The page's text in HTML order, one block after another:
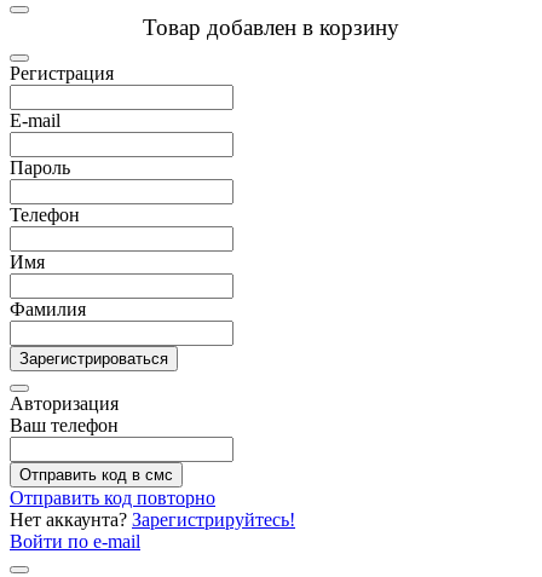
Товар добавлен в корзину
Регистрация
E-mail
Пароль
Телефон
Имя
Фамилия
Зарегистрироваться
Авторизация
Ваш телефон
Отправить код в смс
Отправить код повторно
Нет аккаунта? Зарегистрируйтесь!
Войти по e-mail